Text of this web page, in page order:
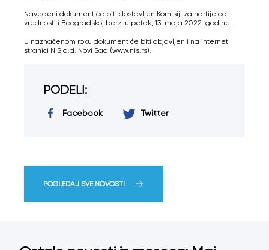
Navedeni dokument će biti dostavljen Komisiji za hartije od
vrednosti i Beogradskoj berzi u petak, 13. maja 2022. godine.
U naznačenom roku dokument će biti objavljen i na internet
stranici NIS a.d. Novi Sad (www.nis.rs).
PODELI:
Facebook Twitter
POGLEDAJ SVE NOVOSTI